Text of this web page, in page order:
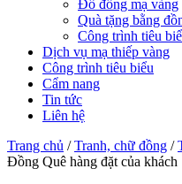
Đồ đồng mạ vàng
Quà tặng bằng
Công trình tiêu
Dịch vụ mạ thiếp vàng
Công trình tiêu biểu
Cẩm nang
Tin tức
Liên hệ
Trang chủ /Tranh, chữ đồng /
Đồng Quê hàng đặt của khách